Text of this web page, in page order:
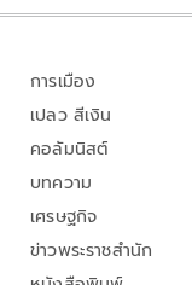
การเมือง
เปลว สีเงิน
คอลัมนิสต์
บทความ
เศรษฐกิจ
ข่าวพระราชสำนัก